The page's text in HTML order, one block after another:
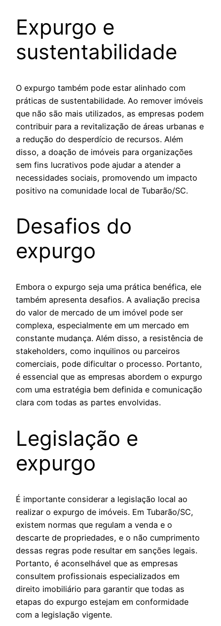
Expurgo e
sustentabilidade
O expurgo também pode estar alinhado com
práticas de sustentabilidade. Ao remover imóveis
que não são mais utilizados, as empresas podem
contribuir para a revitalização de áreas urbanas e
a redução do desperdício de recursos. Além
disso, a doação de imóveis para organizações
sem fins lucrativos pode ajudar a atender a
necessidades sociais, promovendo um impacto
positivo na comunidade local de Tubarão/SC.
Desafios do
expurgo
Embora o expurgo seja uma prática benéfica, ele
também apresenta desafios. A avaliação precisa
do valor de mercado de um imóvel pode ser
complexa, especialmente em um mercado em
constante mudança. Além disso, a resistência de
stakeholders, como inquilinos ou parceiros
comerciais, pode dificultar o processo. Portanto,
é essencial que as empresas abordem o expurgo
com uma estratégia bem definida e comunicação
clara com todas as partes envolvidas.
Legislação e
expurgo
É importante considerar a legislação local ao
realizar o expurgo de imóveis. Em Tubarão/SC,
existem normas que regulam a venda e o
descarte de propriedades, e o não cumprimento
dessas regras pode resultar em sanções legais.
Portanto, é aconselhável que as empresas
consultem profissionais especializados em
direito imobiliário para garantir que todas as
etapas do expurgo estejam em conformidade
com a legislação vigente.